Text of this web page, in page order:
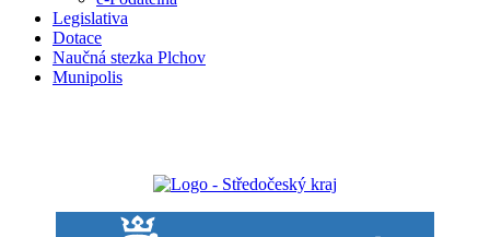
Legislativa
Dotace
Naučná stezka Plchov
Munipolis